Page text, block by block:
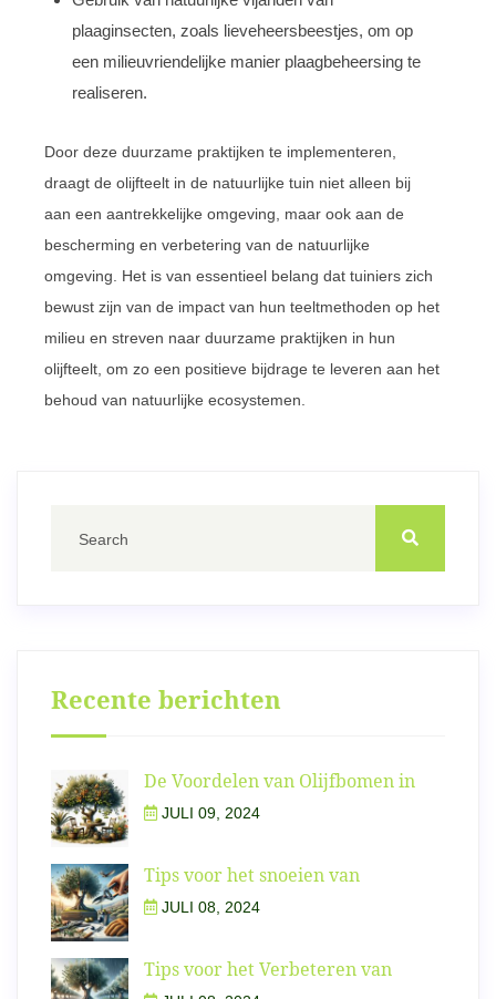
plaaginsecten, zoals lieveheersbeestjes, om op
een milieuvriendelijke manier plaagbeheersing te
realiseren.
Door deze duurzame praktijken te implementeren,
draagt de olijfteelt in de natuurlijke tuin niet alleen bij
aan een aantrekkelijke omgeving, maar ook aan de
bescherming en verbetering van de natuurlijke
omgeving. Het is van essentieel belang dat tuiniers zich
bewust zijn van de impact van hun teeltmethoden op het
milieu en streven naar duurzame praktijken in hun
olijfteelt, om zo een positieve bijdrage te leveren aan het
behoud van natuurlijke ecosystemen.
Recente berichten
De Voordelen van Olijfbomen in
JULI 09, 2024
Tips voor het snoeien van
JULI 08, 2024
Tips voor het Verbeteren van